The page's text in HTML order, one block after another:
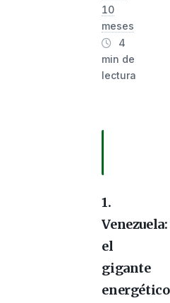
10
meses
4
min de
lectura
1.
Venezuela:
el
gigante
energético